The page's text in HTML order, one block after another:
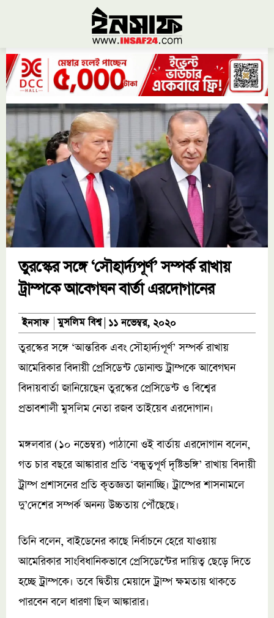
তুরস্কের সঙ্গে ‘সৌহার্দ্যপূর্ণ’ সম্পর্ক রাখায়
ট্রাম্পকে আবেগঘন বার্তা এরদোগানের
ইনসাফ মুসলিম বিশ্ব ১১ নভেম্বর, ২০২০
তুরস্কের সঙ্গে ‘আন্তরিক এবং সৌহার্দ্যপূর্ণ’ সম্পর্ক রাখায়
আমেরিকার বিদায়ী প্রেসিডেন্ট ডোনাল্ড ট্রাম্পকে আবেগঘন
বিদায়বার্তা জানিয়েছেন তুরস্কের প্রেসিডেন্ট ও বিশ্বের
প্রভাবশালী মুসলিম নেতা রজব তাইয়েব এরদোগান।
মঙ্গলবার (১০ নভেম্বর) পাঠানো ওই বার্তায় এরদোগান বলেন,
গত চার বছরে আঙ্কারার প্রতি ‘বন্ধুত্বপূর্ণ দৃষ্টিভঙ্গি’ রাখায় বিদায়ী
ট্রাম্প প্রশাসনের প্রতি কৃতজ্ঞতা জানাচ্ছি। ট্রাম্পের শাসনামলে
দু’দেশের সম্পর্ক অনন্য উচ্চতায় পৌঁছেছে।
তিনি বলেন, বাইডেনের কাছে নির্বাচনে হেরে যাওয়ায়
আমেরিকার সাংবিধানিকভাবে প্রেসিডেন্টের দায়িত্ব ছেড়ে দিতে
হচ্ছে ট্রাম্পকে। তবে দ্বিতীয় মেয়াদে ট্রাম্প ক্ষমতায় থাকতে
পারবেন বলে ধারণা ছিল আঙ্কারার।